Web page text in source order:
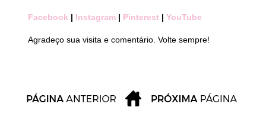
Facebook | Instagram | Pinterest | YouTube
Agradeço sua visita e comentário. Volte sempre!